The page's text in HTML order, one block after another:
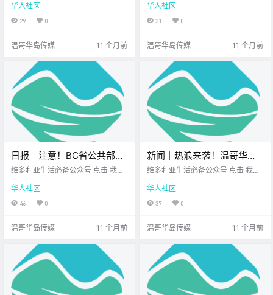
多利亚，周末将被雾霾笼
罩！
想一直在你身边 大家周五好呀~ 长
周末近在眼前 心情是不是已经 提前
放飞了？ 先来看看 今天的新闻吧！
华人社区
29 0
温哥华岛传媒 11 个月前
嗨翻维多利亚！
想一直在你身边您值得信赖的地产
经纪 夏天的尾巴 总要用点热闹来收
尾 这个Labour Day长周末 维多利亚
管是想去市.
华人社区
31 0
温哥华岛传媒 11 个月前
日报｜注意！BC省公共部门
工会要罢工！公共服务要停
被控持械罪！
维多利亚生活必备公众号 点击 我在
想一直在你身边 公元2025年8月29
日 农历7月7日 星期五 处女座 < 今
华人社区
46 0
温哥华岛传媒 11 个月前
新闻｜热浪来袭！温哥华岛
高温预警！大维多利亚美术
维多利亚生活必备公众号 点击 我在
想一直在你身边 大家周一好呀~ 新
的一周从这里开始 先来看看今天的
华人社区
37 0
温哥华岛传媒 11 个月前